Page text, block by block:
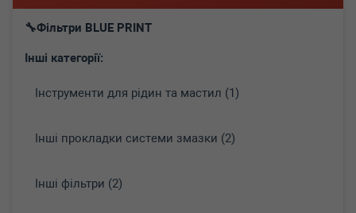
Фільтри BLUE PRINT
Інші категорії:
Інструменти для рідин та мастил (1)
Інші прокладки системи змазки (2)
Інші фільтри (2)